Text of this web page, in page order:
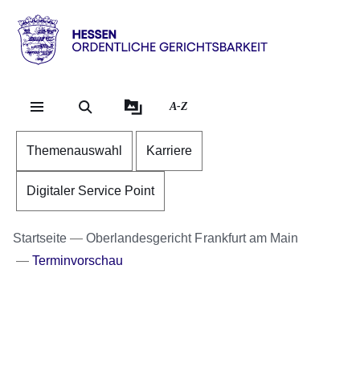
Direkt zum Kopf der
Direkt zum Inhalt
Direkt zum Fuß der
Hessen
Ordentliche
Gerichtsbarkeit
A-Z
Themenauswahl Karriere
Digitaler Service Point
Startseite
Oberlandesgericht Frankfurt am Main
Terminvorschau